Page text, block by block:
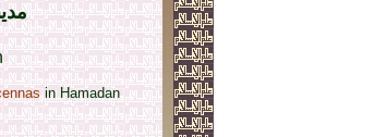
in Hamadan